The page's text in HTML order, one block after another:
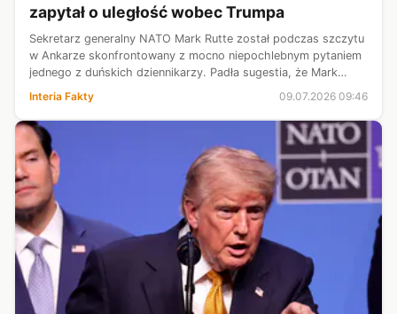
zapytał o uległość wobec Trumpa
Sekretarz generalny NATO Mark Rutte został podczas szczytu
w Ankarze skonfrontowany z mocno niepochlebnym pytaniem
jednego z duńskich dziennikarzy. Padła sugestia, że Mark
Rutte powinien wstydzić się za uległość wobec Donalda
Trumpa, gdy prezydent US...
Interia Fakty 09.07.2026 09:46